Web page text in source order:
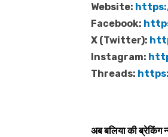
Website:
Facebook:
X (Twitter):
Instagram:
Threads:
अब बलिया की ब्रेकिंग